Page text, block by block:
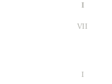
I
VII
I